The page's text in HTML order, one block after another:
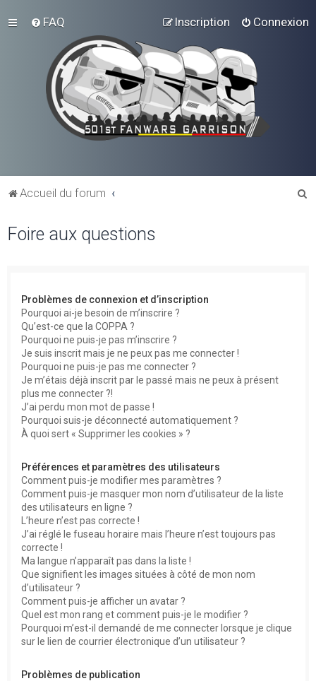
FAQ Connexion
Inscription
Accueil du forum
Foire aux questions
Problèmes de connexion et d’inscription
Pourquoi ai-je besoin de m’inscrire ?
Qu’est-ce que la COPPA ?
Pourquoi ne puis-je pas m’inscrire ?
Je suis inscrit mais je ne peux pas me connecter !
Pourquoi ne puis-je pas me connecter ?
Je m’étais déjà inscrit par le passé mais ne peux à présent
plus me connecter ?!
J’ai perdu mon mot de passe !
Pourquoi suis-je déconnecté automatiquement ?
À quoi sert « Supprimer les cookies » ?
Préférences et paramètres des utilisateurs
Comment puis-je modifier mes paramètres ?
Comment puis-je masquer mon nom d’utilisateur de la liste
des utilisateurs en ligne ?
L’heure n’est pas correcte !
J’ai réglé le fuseau horaire mais l’heure n’est toujours pas
correcte !
Ma langue n’apparaît pas dans la liste !
Que signifient les images situées à côté de mon nom
d’utilisateur ?
Comment puis-je afficher un avatar ?
Quel est mon rang et comment puis-je le modifier ?
Pourquoi m’est-il demandé de me connecter lorsque je clique
sur le lien de courrier électronique d’un utilisateur ?
Problèmes de publication